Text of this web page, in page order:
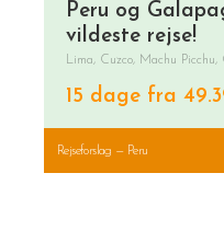
Peru og
vildeste rejse!
Lima, Cuzco, Machu
15 dage fra
Rejseforslag — Peru